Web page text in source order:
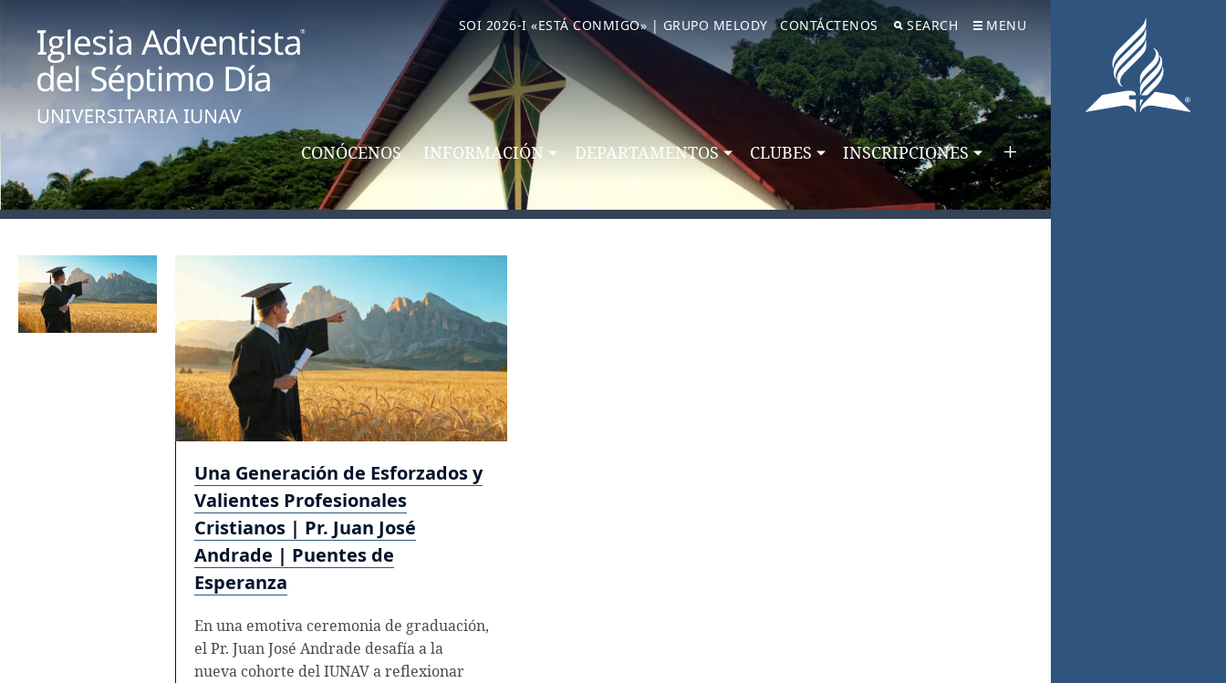
SOI 2026-I «ESTÁ CONMIGO» | GRUPO MELODY CONTÁCTENOS SEARCH MENU
CONÓCENOS INFORMACIÓN DEPARTAMENTOS CLUBES INSCRIPCIONES
Una Generación de Esforzados y
Valientes Profesionales
Cristianos | Pr. Juan José
Andrade | Puentes de
Esperanza
En una emotiva ceremonia de graduación,
el Pr. Juan José Andrade desafía a la
nueva cohorte del IUNAV a reflexionar